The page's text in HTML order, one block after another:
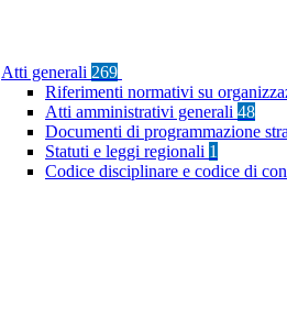
Atti generali 269
Riferimenti normativi su
Atti amministrativi generali 48
Documenti di programmazione
Statuti e leggi regionali 1
Codice disciplinare e codice di